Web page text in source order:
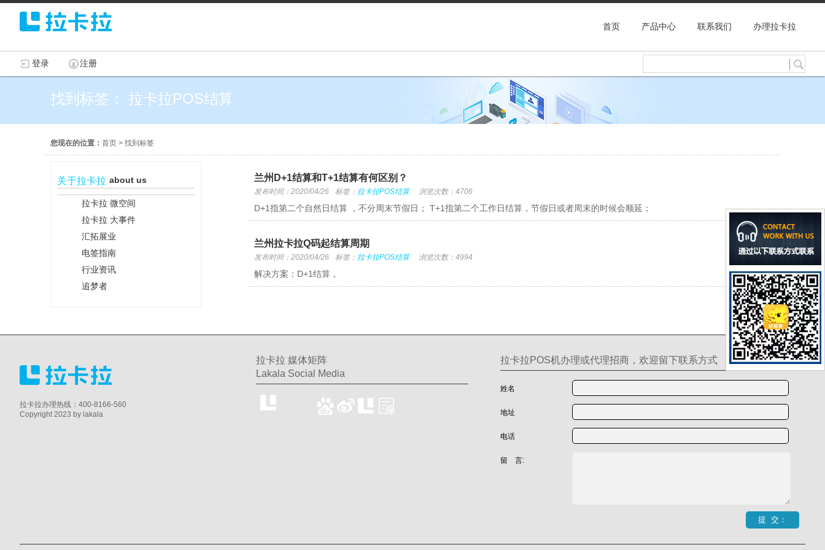
首页 产品中心 联系我们 办理拉卡拉
登录 注册
找到标签： 拉卡拉POS结算
您现在的位置： 首页 > 找到标签
关于拉卡拉 about us
拉卡拉 微空间
拉卡拉 大事件
汇拓展业
电签指南
行业资讯
追梦者
兰州D+1结算和T+1结算有何区别？
发布时间：2020/04/26 标签： 拉卡拉POS结算 浏览次数：4706
D+1指第二个自然日结算 ，不分周末节假日； T+1指第二个工作日结算，节假日或者周末的时候会顺延；
兰州拉卡拉Q码起结算周期
发布时间：2020/04/26 标签： 拉卡拉POS结算 浏览次数：4994
解决方案：D+1结算 。
拉卡拉办理热线：400-8166-560
Copyright 2023 by lakala
拉卡拉 媒体矩阵
Lakala Social Media
拉卡拉POS机办理或代理招商，欢迎留下联系方式
姓名
地址
电话
留 言: